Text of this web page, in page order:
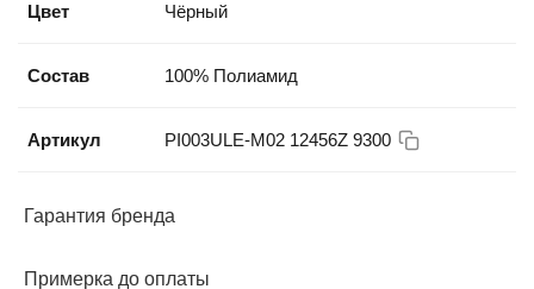
Цвет Чёрный
Состав 100% Полиамид
Артикул PI003ULE-M02 12456Z 9300
Гарантия бренда
Примерка до оплаты